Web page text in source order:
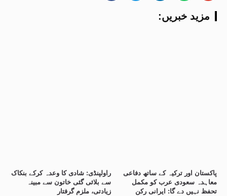
:مزید خبریں
راولپنڈی: شادی کا وعدہ کرکے بنکاک
سے بلائی گئی خاتون سے مبینہ
زیادتی، ملزم گرفتار
پاکستان اور ترکیہ کے ساتھ دفاعی
معاہدہ سعودی عرب کو مکمل
تحفظ نہیں دے گا: ایرانی رکن